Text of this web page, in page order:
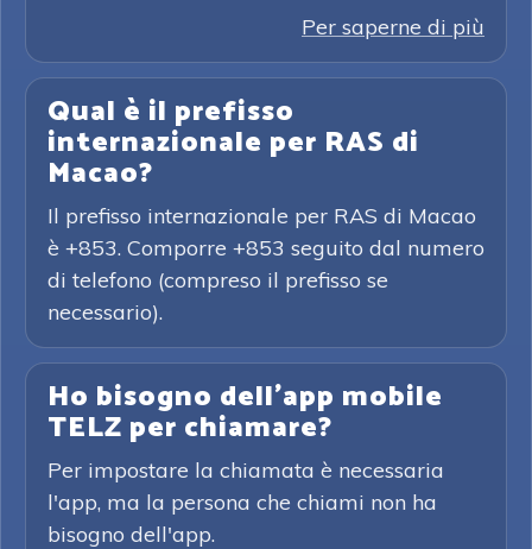
Per saperne di più
Qual è il prefisso
internazionale per RAS di
Macao?
Il prefisso internazionale per RAS di Macao
è +853. Comporre +853 seguito dal numero
di telefono (compreso il prefisso se
necessario).
Ho bisogno dell'app mobile
TELZ per chiamare?
Per impostare la chiamata è necessaria
l'app, ma la persona che chiami non ha
bisogno dell'app.